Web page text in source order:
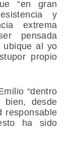
“en gran
y
extrema
pensada
ubique al yo
propio
“dentro
bien, desde
responsable
ha sido